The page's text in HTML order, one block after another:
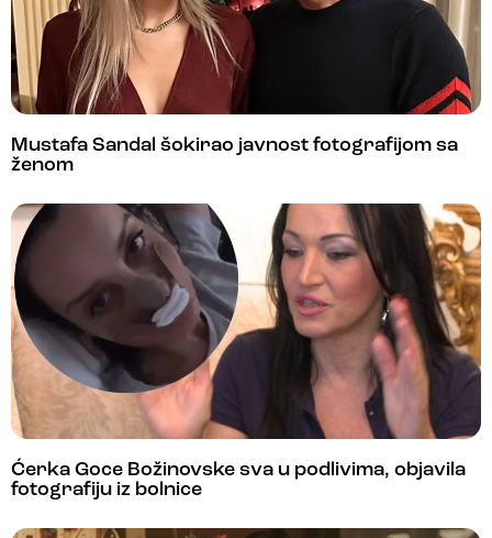
Mustafa Sandal šokirao javnost fotografijom sa
ženom
Ćerka Goce Božinovske sva u podlivima, objavila
fotografiju iz bolnice